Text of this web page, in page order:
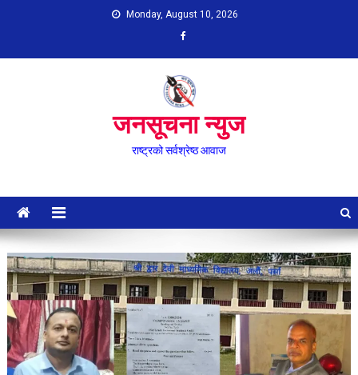
Monday, August 10, 2026
जनसूचना न्युज
राष्ट्रको सर्वश्रेष्ठ आवाज